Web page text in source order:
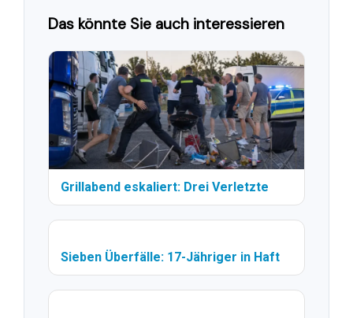
Das könnte Sie auch interessieren
Grillabend eskaliert: Drei Verletzte
Sieben Überfälle: 17-Jähriger in Haft